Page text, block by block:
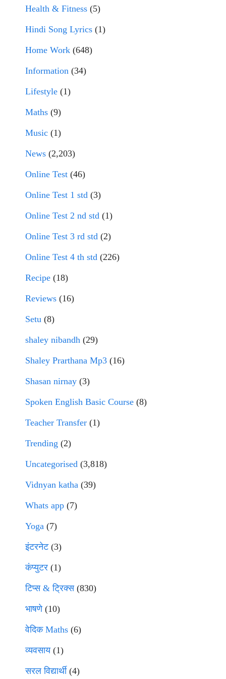
Health & Fitness (5)
Hindi Song Lyrics (1)
Home Work (648)
Information (34)
Lifestyle (1)
Maths (9)
Music (1)
News (2,203)
Online Test (46)
Online Test 1 std (3)
Online Test 2 nd std (1)
Online Test 3 rd std (2)
Online Test 4 th std (226)
Recipe (18)
Reviews (16)
Setu (8)
shaley nibandh (29)
Shaley Prarthana Mp3 (16)
Shasan nirnay (3)
Spoken English Basic Course (8)
Teacher Transfer (1)
Trending (2)
Uncategorised (3,818)
Vidnyan katha (39)
Whats app (7)
Yoga (7)
इंटरनेट(3)
कंप्युटर (1)
टिप्स & ट्रिक्स(830)
भाषणे(10)
वेदिक Maths (6)
व्यवसाय(1)
सरल विद्यार्थी(4)